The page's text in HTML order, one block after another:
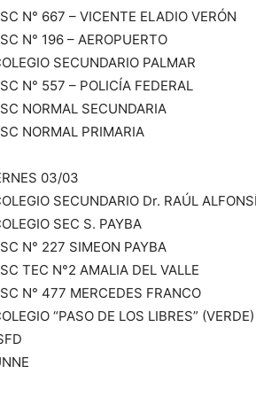
N° 667 – VICENTE ELADIO VERÓN
N° 196 – AEROPUERTO
SECUNDARIO PALMAR
N° 557 – POLICÍA FEDERAL
NORMAL SECUNDARIA
NORMAL PRIMARIA
03/03
SECUNDARIO Dr. RAÚL
SEC S. PAYBA
N° 227 SIMEON PAYBA
TEC N°2 AMALIA DEL VALLE
N° 477 MERCEDES FRANCO
“PASO DE LOS LIBRES” (VERDE)